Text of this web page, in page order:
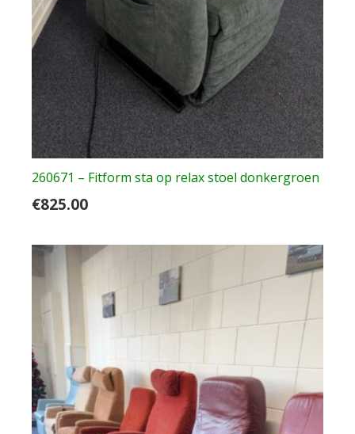
260671 – Fitform sta op relax stoel donkergroen
€825.00